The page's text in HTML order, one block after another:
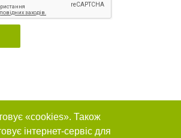
«cookies». Також
інтернет-сервіс для